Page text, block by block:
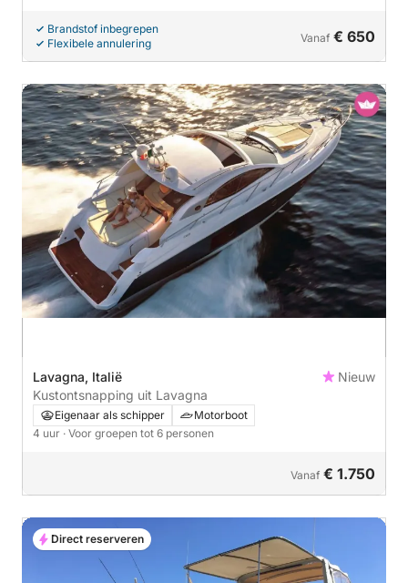
Brandstof inbegrepen
Flexibele annulering
Vanaf € 650
Lavagna, Italië
Nieuw
Kustontsnapping uit Lavagna
Eigenaar als schipper
Motorboot
4 uur · Voor groepen tot 6 personen
Vanaf € 1.750
Direct reserveren